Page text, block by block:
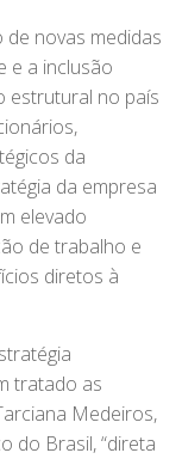
novas medidas
e a inclusão
estrutural no país
da
da empresa
elevado
de trabalho e
diretos à
tratado as
Medeiros,
do Brasil, “direta